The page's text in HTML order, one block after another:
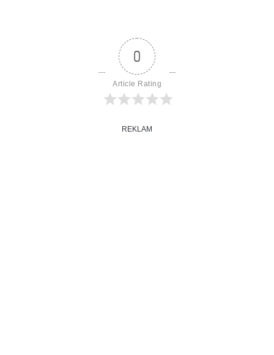
0
Article Rating
REKLAM